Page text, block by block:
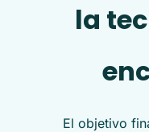
la
El objetivo